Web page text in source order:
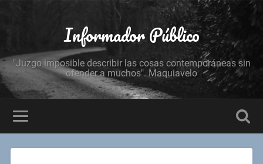
Informador Público
"Juzgo imposible describir las cosas contemporáneas sin
ofender a muchos". Maquiavelo